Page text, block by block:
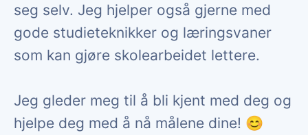
seg selv. Jeg hjelper også gjerne med
gode studieteknikker og læringsvaner
som kan gjøre skolearbeidet lettere.
Jeg gleder meg til å bli kjent med deg og
hjelpe deg med å nå målene dine! 😊